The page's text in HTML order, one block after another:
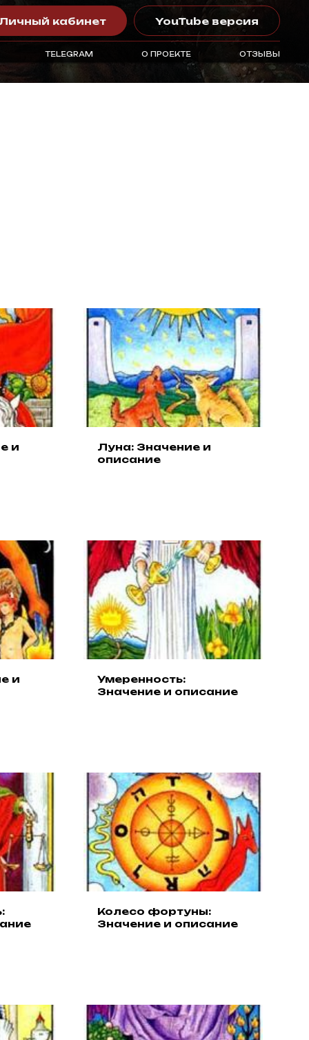
кабинет YouTube версия
TELEGRAM О ПРОЕКТЕ ОТЗЫВЫ
и
Луна: Значение и
описание
и
Умеренность:
Значение и описание
Колесо фортуны:
Значение и описание